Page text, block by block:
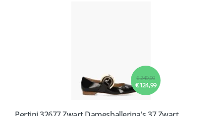
€ 249,99
€ 124,99